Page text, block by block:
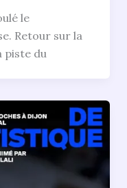
le
Retour sur la
piste du